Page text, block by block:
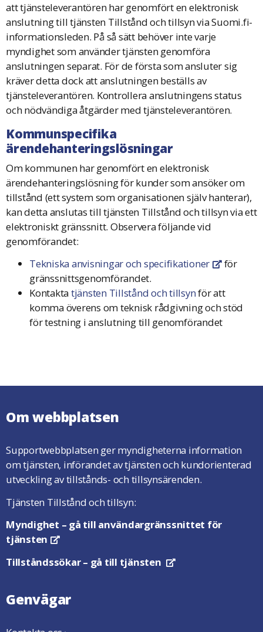
att tjänsteleverantören har genomfört en elektronisk
anslutning till tjänsten Tillstånd och tillsyn via Suomi.fi-
informationsleden. På så sätt behöver inte varje
myndighet som använder tjänsten genomföra
anslutningen separat. För de första som ansluter sig
kräver detta dock att anslutningen beställs av
tjänsteleverantören. Kontrollera anslutningens status
och nödvändiga åtgärder med tjänsteleverantören.
Kommunspecifika
ärendehanteringslösningar
Om kommunen har genomfört en elektronisk
ärendehanteringslösning för kunder som ansöker om
tillstånd (ett system som organisationen själv hanterar),
kan detta anslutas till tjänsten Tillstånd och tillsyn via ett
elektroniskt gränssnitt. Observera följande vid
genomförandet:
Tekniska anvisningar och specifikationer
Öppnas i
för
gränssnittsgenomförandet.
Kontaktatjänsten Tillstånd och tillsynför att
komma överens om teknisk rådgivning och stöd
för testning i anslutning till genomförandet
Om webbplatsen
Supportwebbplatsen ger myndigheterna information
om tjänsten, införandet av tjänsten och kundorienterad
utveckling av tillstånds- och tillsynsärenden.
Tjänsten Tillstånd och tillsyn:
Myndighet – gå till användargränssnittet för
tjänsten
Öppnas i en ny flik
Tillståndssökar– gå till tjänsten Öppnas i en ny flik
Genvägar